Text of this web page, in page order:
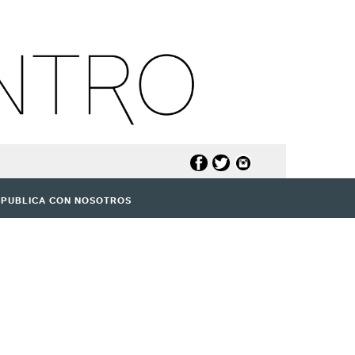
PUBLICA CON NOSOTROS